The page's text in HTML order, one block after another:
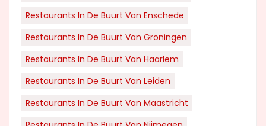
Restaurants In De Buurt Van Enschede
Restaurants In De Buurt Van Groningen
Restaurants In De Buurt Van Haarlem
Restaurants In De Buurt Van Leiden
Restaurants In De Buurt Van Maastricht